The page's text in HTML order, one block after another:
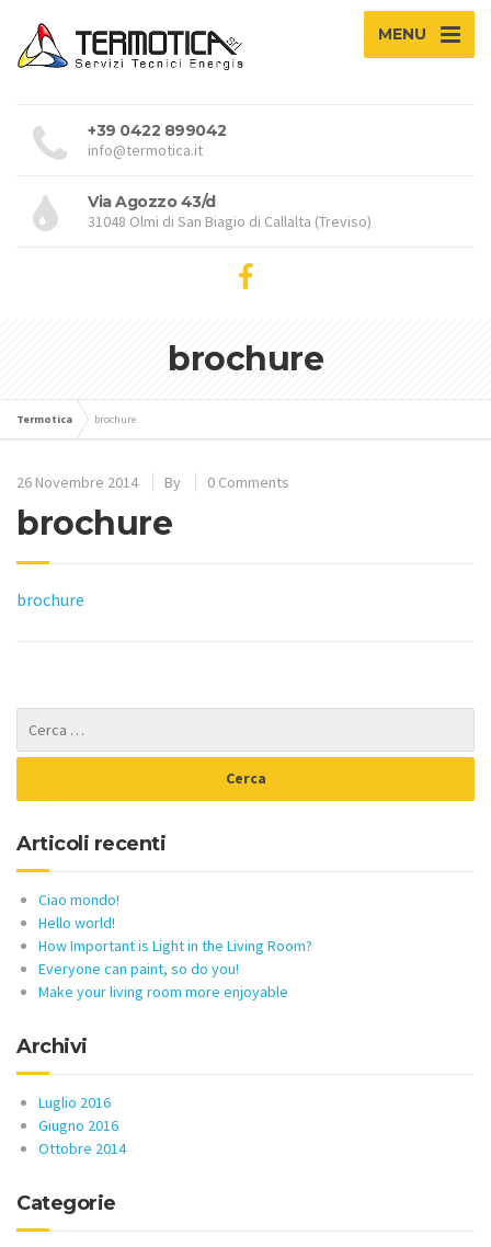
MENU
+39 0422 899042
info@termotica.it
Via Agozzo 43/d
31048 Olmi di San Biagio di Callalta (Treviso)
brochure
Termotica brochure
26 Novembre 2014 By 0 Comments
brochure
brochure
Articoli recenti
Ciao mondo!
Hello world!
How Important is Light in the Living Room?
Everyone can paint, so do you!
Make your living room more enjoyable
Archivi
Luglio 2016
Giugno 2016
Ottobre 2014
Categorie